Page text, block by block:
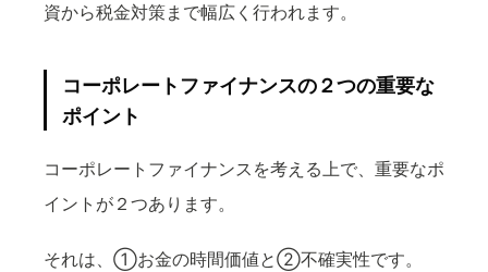
資から税金対策まで幅広く行われます。
コーポレートファイナンスの２つの重要な
ポイント
コーポレートファイナンスを考える上で、重要なポ
イントが２つあります。
それは、①お金の時間価値と②不確実性です。